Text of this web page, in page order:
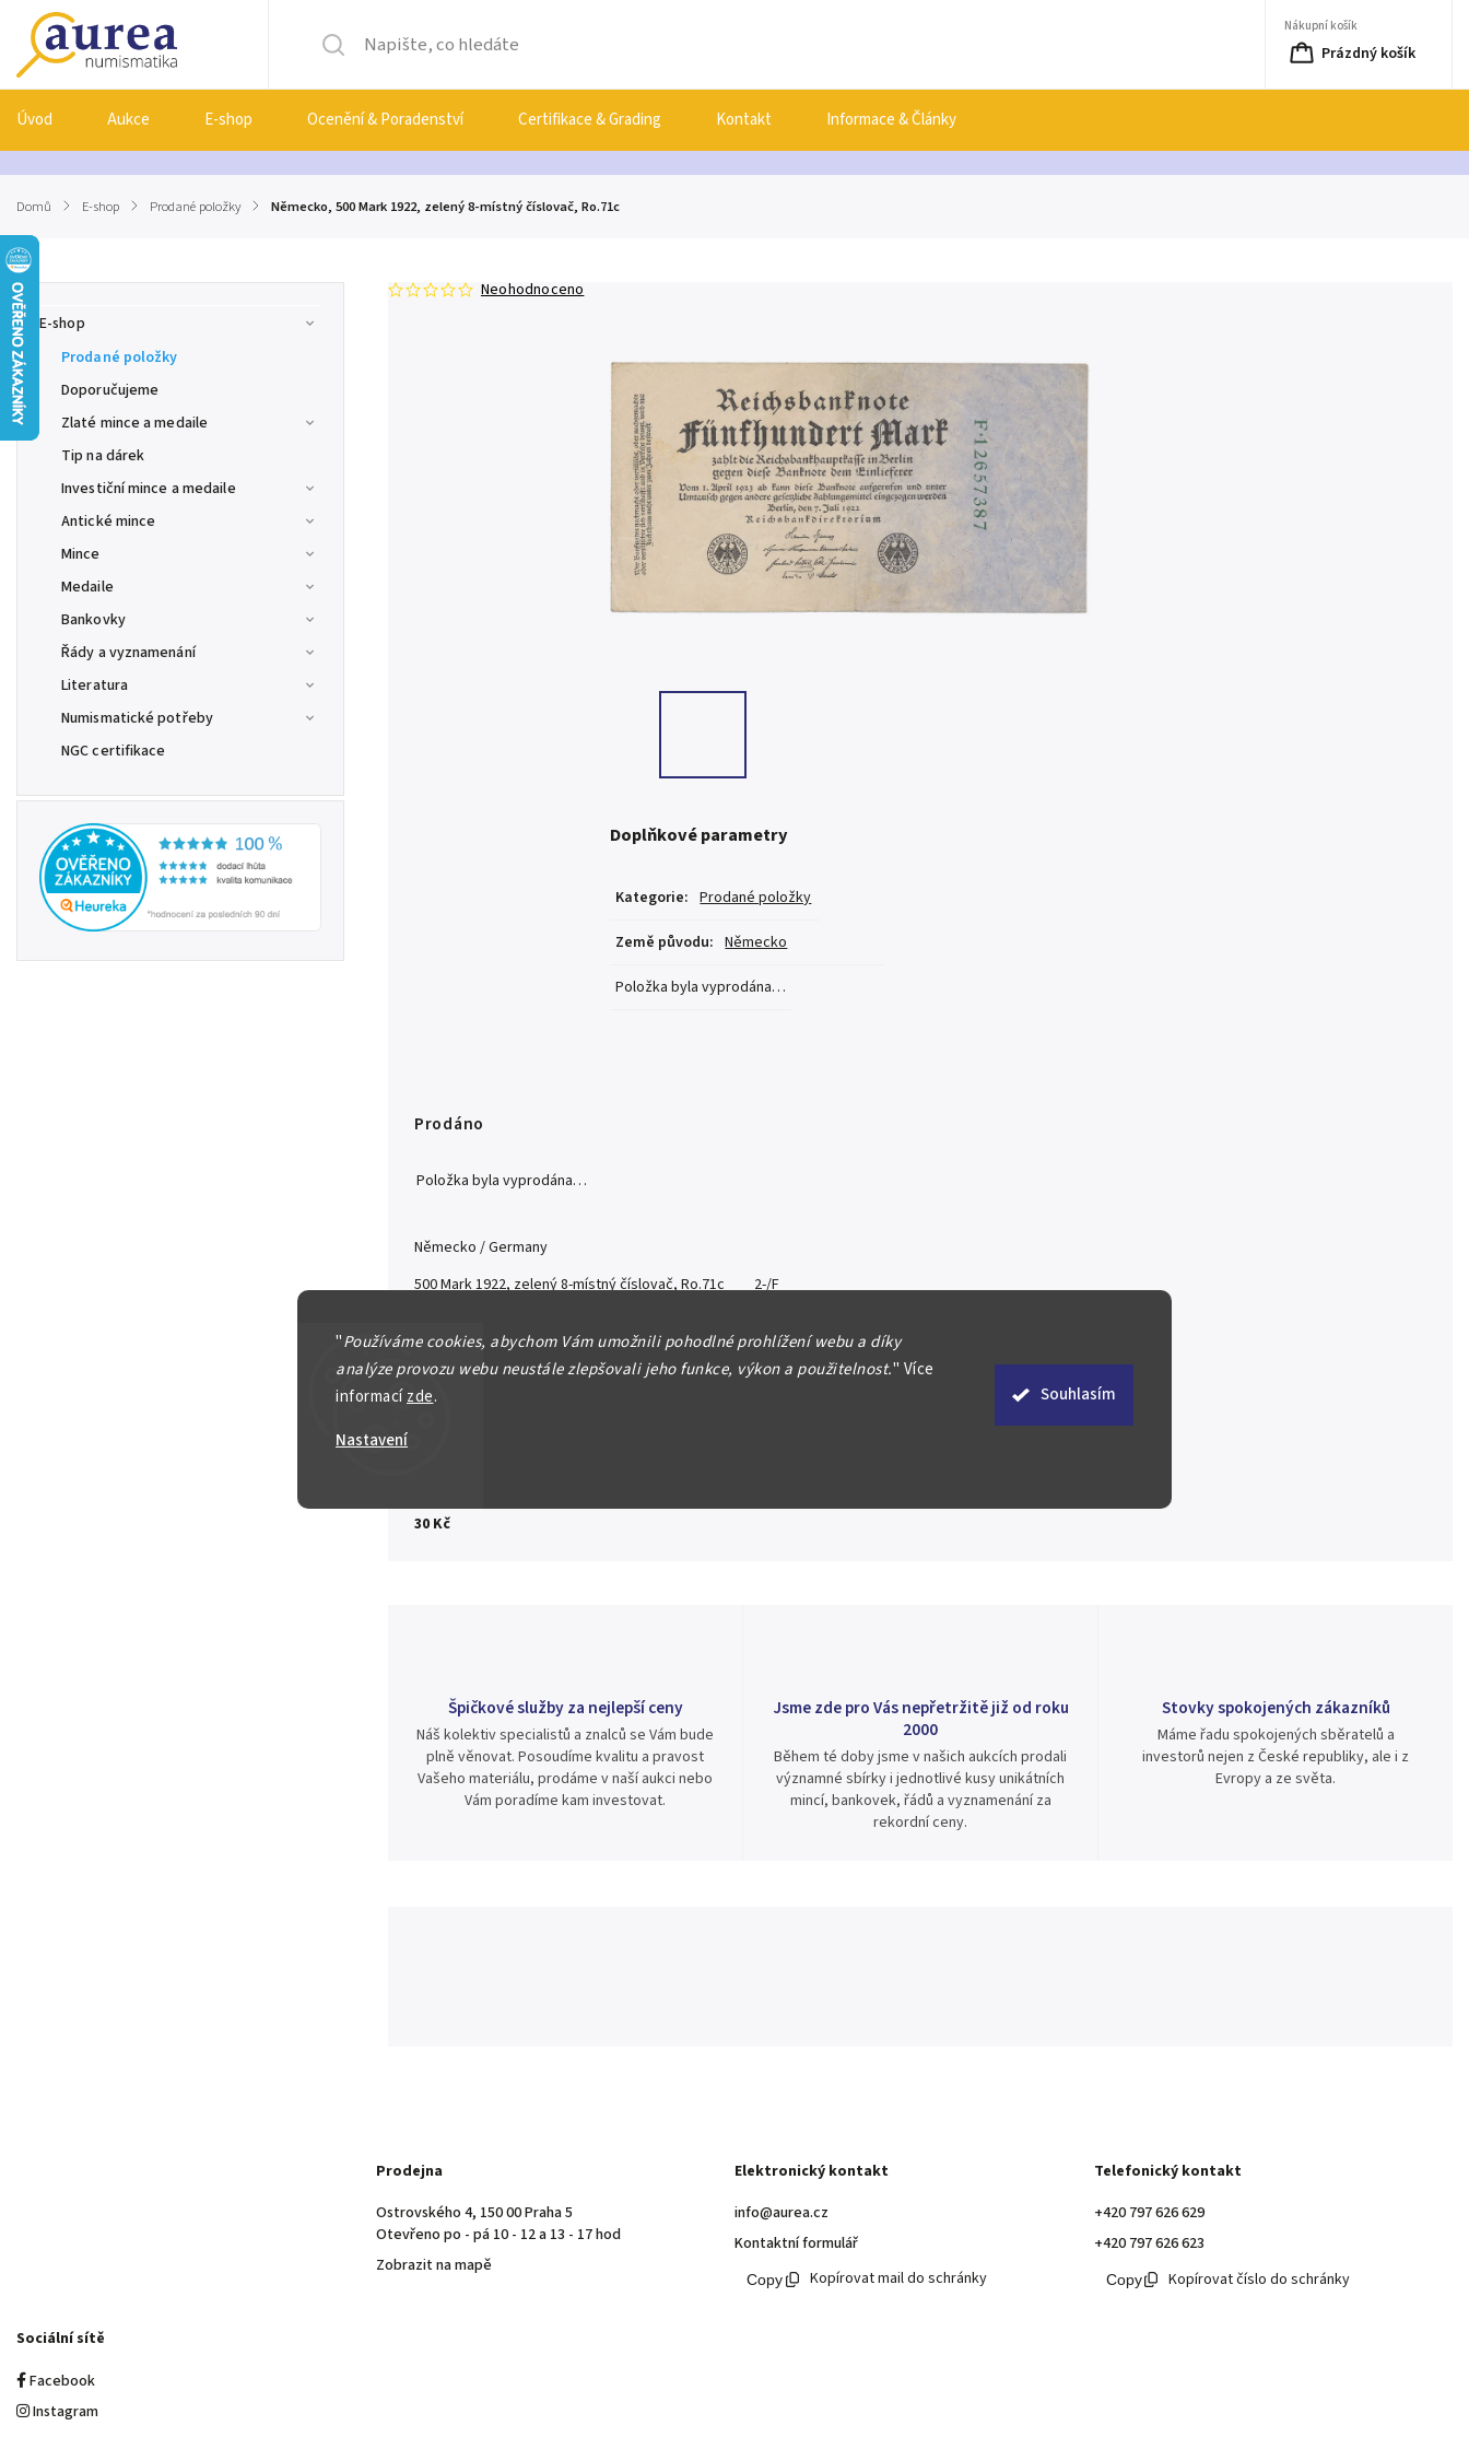
"Používáme cookies, abychom Vám umožnili pohodlné prohlížení webu a díky
analýze provozu webu neustále zlepšovali jeho funkce, výkon a použitelnost." Více
informacízde.
Nastavení
Souhlasím
Nákupní košík
Prázdný košík
Úvod Aukce E-shop Ocenění & Poradenství Certifikace & Grading Kontakt Informace & Články
Domů / E-shop / Prodané položky / Německo, 500 Mark 1922, zelený 8-místný číslovač, Ro.71c
E-shop
Prodané položky
Doporučujeme
Zlaté mince a medaile
Tip na dárek
Investiční mince a medaile
Antické mince
Mince
Medaile
Bankovky
Řády a vyznamenání
Literatura
Numismatické potřeby
NGC certifikace
Neohodnoceno
Doplňkové parametry
Kategorie: Prodané položky
Země původu: Německo
Položka byla vyprodána…
30 Kč
Prodáno
Položka byla vyprodána…
Německo / Germany
500 Mark 1922, zelený 8-místný číslovač, Ro.71c 2-/F
Detailní informace
Špičkové služby za nejlepší ceny
Náš kolektiv specialistů a znalců se Vám bude
plně věnovat. Posoudíme kvalitu a pravost
Vašeho materiálu, prodáme v naší aukci nebo
Vám poradíme kam investovat.
Jsme zde pro Vás nepřetržitě již od roku
2000
Během té doby jsme v našich aukcích prodali
významné sbírky i jednotlivé kusy unikátních
mincí, bankovek, řádů a vyznamenání za
rekordní ceny.
Stovky spokojených zákazníků
Máme řadu spokojených sběratelů a
investorů nejen z České republiky, ale i z
Evropy a ze světa.
Prodejna
Ostrovského 4, 150 00 Praha 5
Otevřeno po - pá 10 - 12 a 13 - 17 hod
Zobrazit na mapě
Elektronický kontakt
info@aurea.cz
Kontaktní formulář
Kopírovat mail do schránky
Telefonický kontakt
+420 797 626 629
+420 797 626 623
Kopírovat číslo do schránky
Sociální sítě
Facebook
Instagram